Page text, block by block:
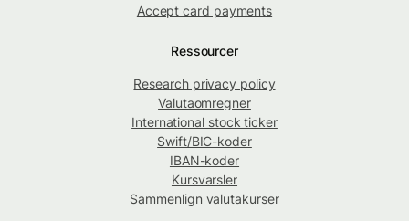
Accept card payments
Ressourcer
Research privacy policy
Valutaomregner
International stock ticker
Swift/BIC-koder
IBAN-koder
Kursvarsler
Sammenlign valutakurser